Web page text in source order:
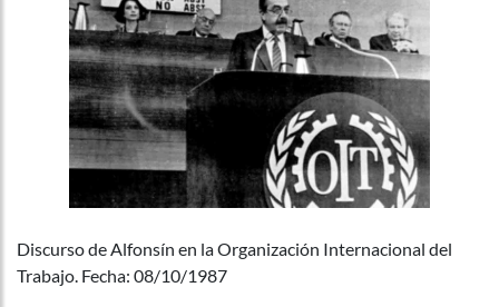
Discurso de Alfonsín en la Organización Internacional del
Trabajo. Fecha: 08/10/1987